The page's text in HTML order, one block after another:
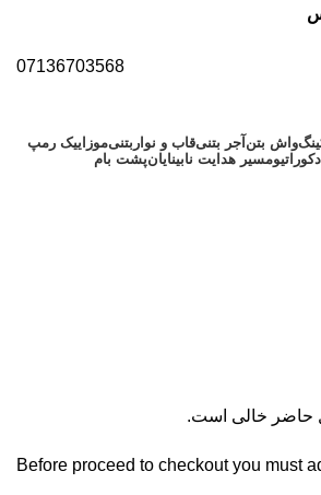
07136703568
واش بتن آجر بتنیقاب و نواربتنیموزاییک رمپ
دکوراتیومسیر هدایت نابینایانپشت بام
حاضر خالی است.
Before proceed to checkout you must